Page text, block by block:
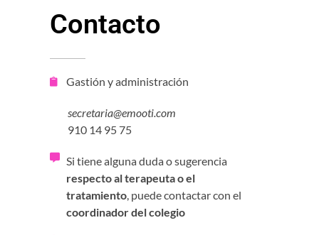
Contacto
Gastión y administración
secretaria@emooti.com
910 14 95 75
Si tiene alguna duda o sugerencia
respecto al terapeuta o el
tratamiento, puede contactar con el
coordinador del colegio